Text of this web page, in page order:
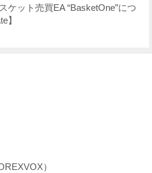
ケット売買EA “BasketOne”につ
】
）